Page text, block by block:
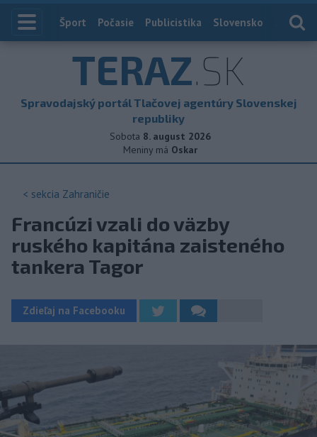
Index
Šport Počasie Publicistika Slovensko
TERAZ.SK
Spravodajský portál Tlačovej agentúry Slovenskej
republiky
Sobota 8. august 2026
Meniny má Oskar
< sekcia Zahraničie
Francúzi vzali do väzby
ruského kapitána zaisteného
tankera Tagor
Zdieľaj na Facebooku